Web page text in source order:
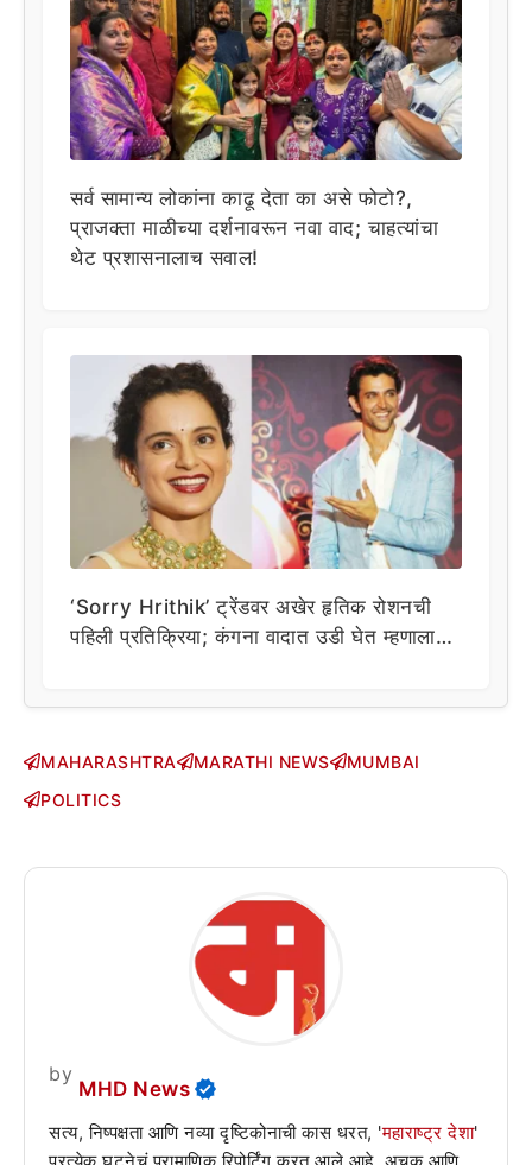
सर्व सामान्य लोकांना काढू देता का असे फोटो?,
प्राजक्ता माळीच्या दर्शनावरून नवा वाद; चाहत्यांचा
थेट प्रशासनालाच सवाल!
‘Sorry Hrithik’ ट्रेंडवर अखेर हृतिक रोशनची
पहिली प्रतिक्रिया; कंगना वादात उडी घेत म्हणाला…
MAHARASHTRA MARATHI NEWS
MUMBAI
POLITICS
by
MHD News
सत्य, निष्पक्षता आणि नव्या दृष्टिकोनाची कास धरत, 'महाराष्ट्र देशा'